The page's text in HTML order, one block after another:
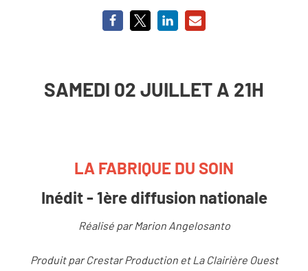
SAMEDI 02 JUILLET A 21H
LA FABRIQUE DU SOIN
Inédit - 1ère diffusion nationale
Réalisé par Marion Angelosanto
Produit par Crestar Production et La Clairière Ouest